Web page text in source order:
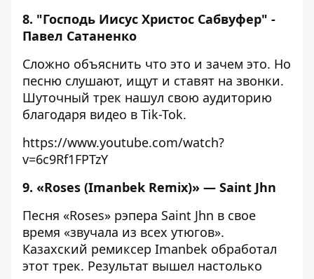
8. "Господь Иисус Христос Сабвуфер" -
Павел Сатаненко
Сложно объяснить что это и зачем это. Но
песню слушают, ищут и ставят на звонки.
Шуточный трек нашул свою аудиторию
благодаря видео в Tik-Tok.
https://www.youtube.com/watch?
v=6c9Rf1FPTzY
9. «Roses (Imanbek Remix)» — Saint Jhn
Песня «Roses» рэпера Saint Jhn в свое
время «звучала из всех утюгов».
Казахский ремиксер Imanbek обработал
этот трек. Результат вышел настолько